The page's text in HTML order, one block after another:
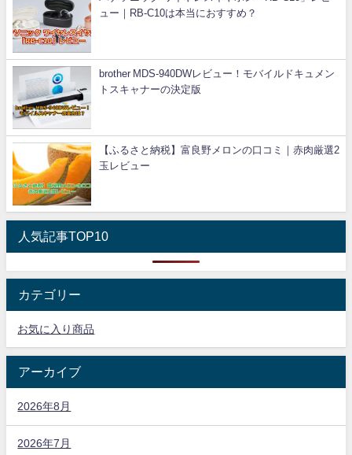
ュー｜RB-C10は本当におすすめ？
brother MDS-940DWレビュー！モバイルドキュメン
トスキャナーの決定版
【ふるさと納税】富良野メロンの口コミ｜赤肉厳選2
玉レビュー
人気記事TOP10
カテゴリー
お気に入り商品
アーカイブ
2026年8月
2026年7月